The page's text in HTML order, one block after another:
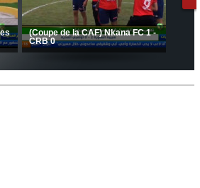
Le message de Delort, Benrahma
et Belkebla à l'occasion du "Big
Day de vaccination"